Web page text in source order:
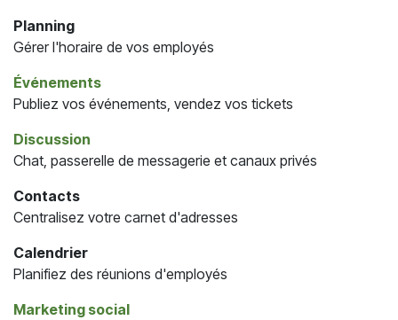
Planning
Gérer l'horaire de vos employés
Événements
Publiez vos événements, vendez vos tickets
Discussion
Chat, passerelle de messagerie et canaux privés
Contacts
Centralisez votre carnet d'adresses
Calendrier
Planifiez des réunions d'employés
Marketing social